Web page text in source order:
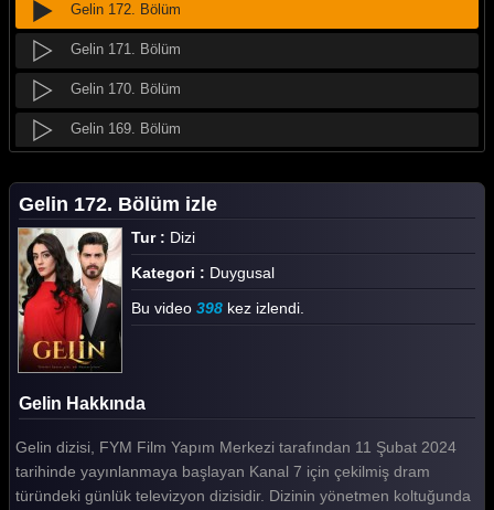
Gelin 172. Bölüm
Gelin 171. Bölüm
Gelin 170. Bölüm
Gelin 169. Bölüm
Gelin 167. Bölüm
Gelin 166. Bölüm
Gelin 165. Bölüm
Gelin 164. Bölüm
Gelin 163. Bölüm
Gelin 162. Bölüm
Gelin 161. Bölüm
Gelin 160. Bölüm
Gelin 172. Bölüm izle
Tur : Dizi
Kategori : Duygusal
Bu video 398 kez izlendi.
Gelin Hakkında
Gelin dizisi, FYM Film Yapım Merkezi tarafından 11 Şubat 2024
tarihinde yayınlanmaya başlayan Kanal 7 için çekilmiş dram
türündeki günlük televizyon dizisidir. Dizinin yönetmen koltuğunda